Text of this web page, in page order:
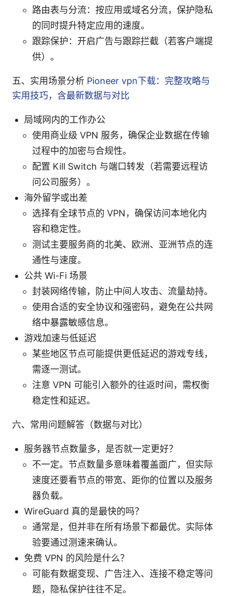
路由表与分流：按应用或域名分流，保护隐私
的同时提升特定应用的速度。
跟踪保护：开启广告与跟踪拦截（若客户端提
供）。
五、实用场景分析 Pioneer vpn下载：完整攻略与
实用技巧，含最新数据与对比
局域网内的工作办公
使用商业级 VPN 服务，确保企业数据在传输
过程中的加密与合规性。
配置 Kill Switch 与端口转发（若需要远程访
问公司服务）。
海外留学或出差
选择有全球节点的 VPN，确保访问本地化内
容和稳定性。
测试主要服务商的北美、欧洲、亚洲节点的连
通性与速度。
公共 Wi-Fi 场景
封装网络传输，防止中间人攻击、流量劫持。
使用合适的安全协议和强密码，避免在公共网
络中暴露敏感信息。
游戏加速与低延迟
某些地区节点可能提供更低延迟的游戏专线，
需逐一测试。
注意 VPN 可能引入额外的往返时间，需权衡
稳定性和延迟。
六、常用问题解答（数据与对比）
服务器节点数量多，是否就一定更好？
不一定。节点数量多意味着覆盖面广，但实际
速度还要看节点的带宽、距你的位置以及服务
器负载。
WireGuard 真的是最快的吗？
通常是，但并非在所有场景下都最优。实际体
验要通过测速来确认。
免费 VPN 的风险是什么？
可能有数据变现、广告注入、连接不稳定等问
题，隐私保护往往不足。